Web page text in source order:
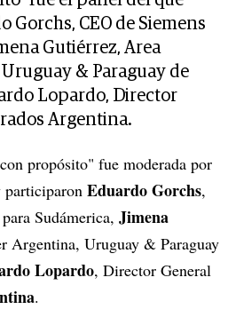
CEO de Siemens
Gutiérrez, Area
& Paraguay de
Lopardo, Director
Argentina.
propósito" fue moderada por
Eduardo Gorchs,
para Sudámerica, Jimena
Argentina, Uruguay & Paraguay
Lopardo, Director General
.